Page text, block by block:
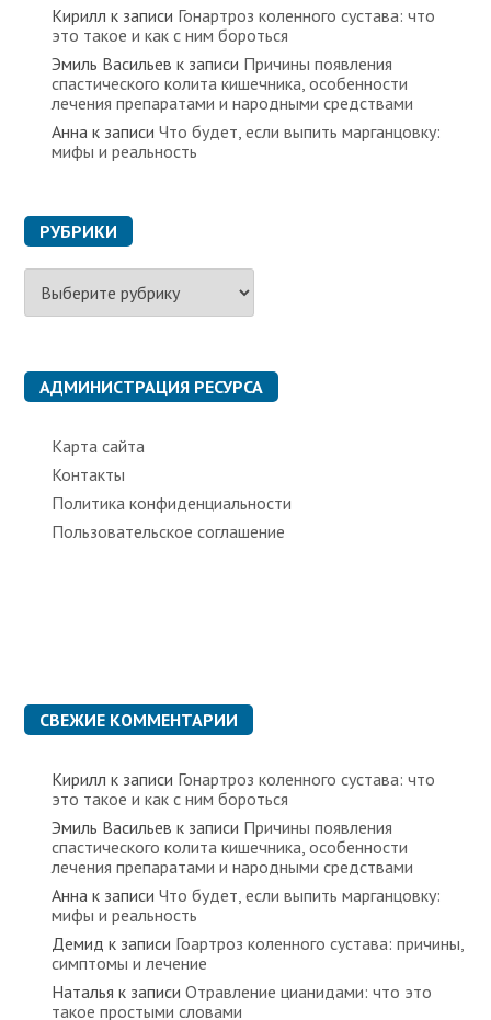
Кирилл к записи Гонартроз коленного сустава: что
это такое и как с ним бороться
Эмиль Васильев к записи Причины появления
спастического колита кишечника, особенности
лечения препаратами и народными средствами
Анна к записиЧто будет, если выпить марганцовку:
мифы и реальность
РУБРИКИ
Р
б
к
и АДМИНИСТРАЦИЯ РЕСУРСА
Карта сайта
Контакты
Политика конфиденциальности
Пользовательское соглашение
СВЕЖИЕ КОММЕНТАРИИ
Кирилл к записи Гонартроз коленного сустава: что
это такое и как с ним бороться
Эмиль Васильев к записи Причины появления
спастического колита кишечника, особенности
лечения препаратами и народными средствами
Анна к записиЧто будет, если выпить марганцовку:
мифы и реальность
Демид к записи Гоартроз коленного сустава: причины,
симптомы и лечение
Наталья к записиОтравление цианидами: что это
такое простыми словами